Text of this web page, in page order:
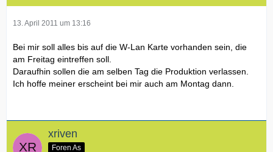
13. April 2011 um 13:16
Bei mir soll alles bis auf die W-Lan Karte vorhanden sein, die
am Freitag eintreffen soll.
Daraufhin sollen die am selben Tag die Produktion verlassen.
Ich hoffe meiner erscheint bei mir auch am Montag dann.
xriven
Foren As